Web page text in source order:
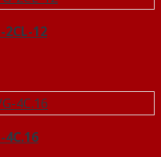
2CL-12
4C.16